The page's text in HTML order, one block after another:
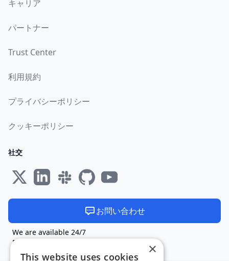
キャリア
パートナー
Trust Center
利用規約
プライバシーポリシー
クッキーポリシー
社交
お問い合わせ
We are available 24/7
EUで製造およびホストされています 🇪🇺
×
This website uses cookies